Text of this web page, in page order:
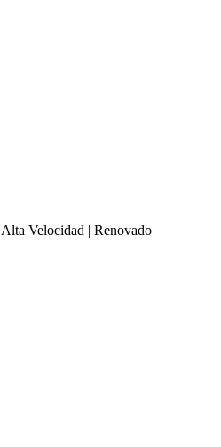
Velocidad | Renovado